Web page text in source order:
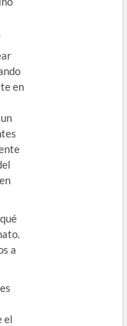
en
a
el